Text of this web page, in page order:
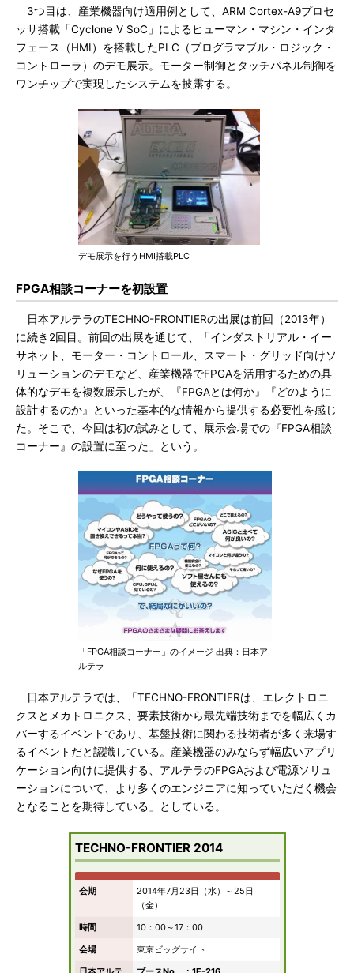
3つ目は、産業機器向け適用例として、ARM Cortex-A9プロセ
ッサ搭載「Cyclone V SoC」によるヒューマン・マシン・インタ
フェース（HMI）を搭載したPLC（プログラマブル・ロジック・
コントローラ）のデモ展示。モーター制御とタッチパネル制御を
ワンチップで実現したシステムを披露する。
デモ展示を行うHMI搭載PLC
FPGA相談コーナーを初設置
日本アルテラのTECHNO-FRONTIERの出展は前回（2013年）
に続き2回目。前回の出展を通じて、「インダストリアル・イー
サネット、モーター・コントロール、スマート・グリッド向けソ
リューションのデモなど、産業機器でFPGAを活用するための具
体的なデモを複数展示したが、『FPGAとは何か』『どのように
設計するのか』といった基本的な情報から提供する必要性を感じ
た。そこで、今回は初の試みとして、展示会場での『FPGA相談
コーナー』の設置に至った」という。
「FPGA相談コーナー」のイメージ 出典：日本ア
ルテラ
日本アルテラでは、「TECHNO-FRONTIERは、エレクトロニ
クスとメカトロニクス、要素技術から最先端技術までを幅広くカ
バーするイベントであり、基盤技術に関わる技術者が多く来場す
るイベントだと認識している。産業機器のみならず幅広いアプリ
ケーション向けに提供する、アルテラのFPGAおよび電源ソリュ
ーションについて、より多くのエンジニアに知っていただく機会
となることを期待している」としている。
TECHNO-FRONTIER 2014
会期
2014年7月23日（水）～25日
（金）
時間
10：00～17：00
会場
東京ビッグサイト